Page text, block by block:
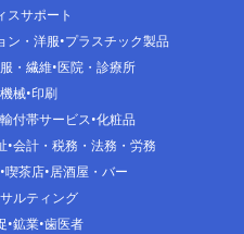
スサポート
ン・洋服 プラスチック製品
・繊維 医院・診療所
械 印刷
付帯サービス 化粧品
会計・税務・法務・労務
喫茶店 居酒屋・バー
ルティング
鉱業 歯医者